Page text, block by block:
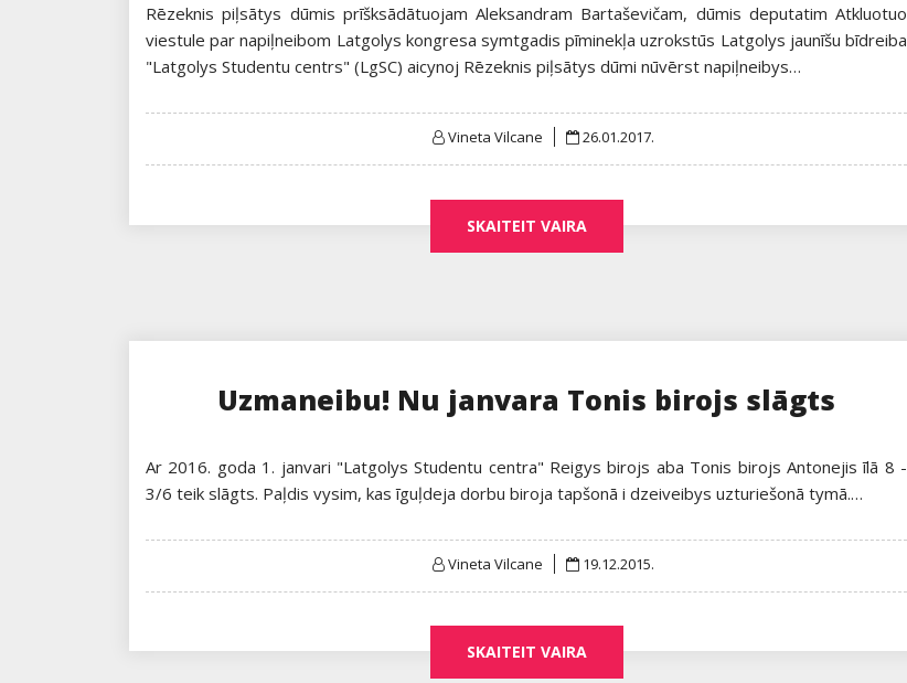
Rēzeknis piļsātys dūmis prīšksādātuojam Aleksandram Bartaševičam, dūmis deputatim Atkluotuo
viestule par napiļneibom Latgolys kongresa symtgadis pīminekļa uzrokstūs Latgolys jaunīšu bīdreiba
"Latgolys Studentu centrs" (LgSC) aicynoj Rēzeknis piļsātys dūmi nūvērst napiļneibys…
Vineta Vilcane
Posted
26.01.2017.
SKAITEIT VAIRA
Uzmaneibu! Nu janvara Tonis birojs slāgts
Ar 2016. goda 1. janvari "Latgolys Studentu centra" Reigys birojs aba Tonis birojs Antonejis īlā 8 -
3/6 teik slāgts. Paļdis vysim, kas īguļdeja dorbu biroja tapšonā i dzeiveibys uzturiešonā tymā.…
Vineta Vilcane
Posted
19.12.2015.
SKAITEIT VAIRA